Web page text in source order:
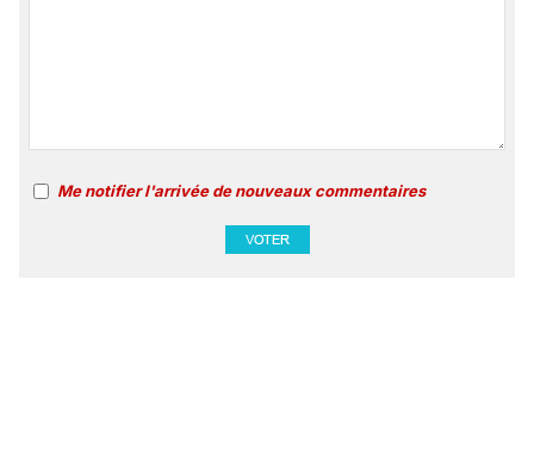
Me notifier l'arrivée de nouveaux commentaires